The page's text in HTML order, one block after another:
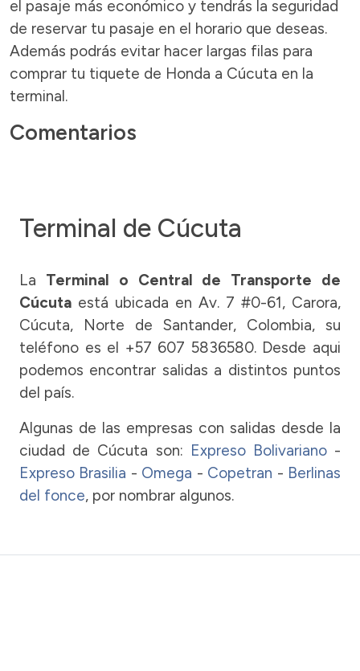
el pasaje más económico y tendrás la seguridad
de reservar tu pasaje en el horario que deseas.
Además podrás evitar hacer largas filas para
comprar tu tiquete de Honda a Cúcuta en la
terminal.
Comentarios
Terminal de Cúcuta
La Terminal o Central de Transporte de
Cúcuta está ubicada en Av. 7 #0-61, Carora,
Cúcuta, Norte de Santander, Colombia, su
teléfono es el +57 607 5836580. Desde aqui
podemos encontrar salidas a distintos puntos
del país.
Algunas de las empresas con salidas desde la
ciudad de Cúcuta son: Expreso Bolivariano-
Expreso Brasilia - Omega - Copetran - Berlinas
del fonce, por nombrar algunos.